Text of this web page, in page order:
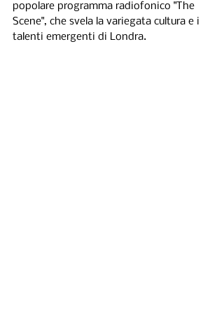
popolare programma radiofonico "The
Scene", che svela la variegata cultura e i
talenti emergenti di Londra.